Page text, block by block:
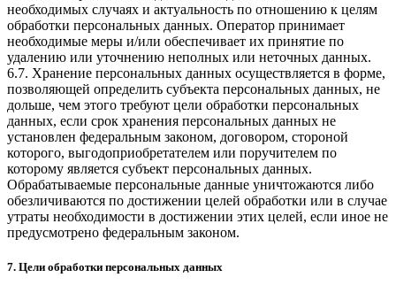
необходимых случаях и актуальность по отношению к целям
обработки персональных данных. Оператор принимает
необходимые меры и/или обеспечивает их принятие по
удалению или уточнению неполных или неточных данных.
6.7. Хранение персональных данных осуществляется в форме,
позволяющей определить субъекта персональных данных, не
дольше, чем этого требуют цели обработки персональных
данных, если срок хранения персональных данных не
установлен федеральным законом, договором, стороной
которого, выгодоприобретателем или поручителем по
которому является субъект персональных данных.
Обрабатываемые персональные данные уничтожаются либо
обезличиваются по достижении целей обработки или в случае
утраты необходимости в достижении этих целей, если иное не
предусмотрено федеральным законом.
7. Цели обработки персональных данных